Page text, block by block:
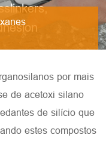
por mais
de acetoxi silano
de silício que
estes compostos